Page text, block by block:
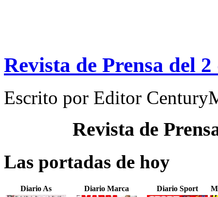
Revista de Prensa del
Escrito por Editor
Revista de
Las portadas de hoy
Diario As Diario Marca Diario Sport